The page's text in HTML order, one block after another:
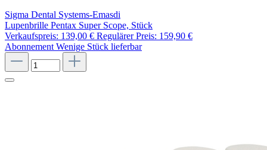
Sigma Dental Systems-Emasdi
Lupenbrille Pentax Super Scope, Stück
Verkaufspreis: 139,00 € Regulärer Preis: 159,90 €
Abonnement Wenige Stück lieferbar